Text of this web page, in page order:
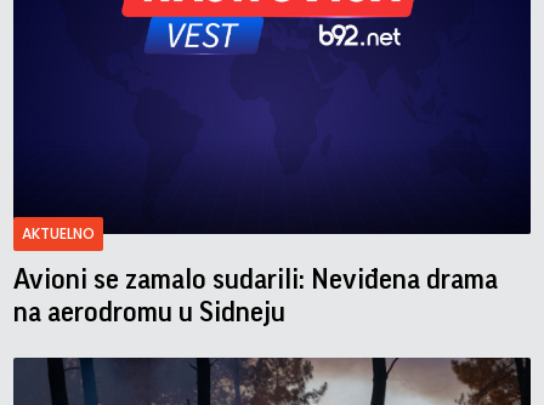
AKTUELNO
Avioni se zamalo sudarili: Neviđena drama
na aerodromu u Sidneju